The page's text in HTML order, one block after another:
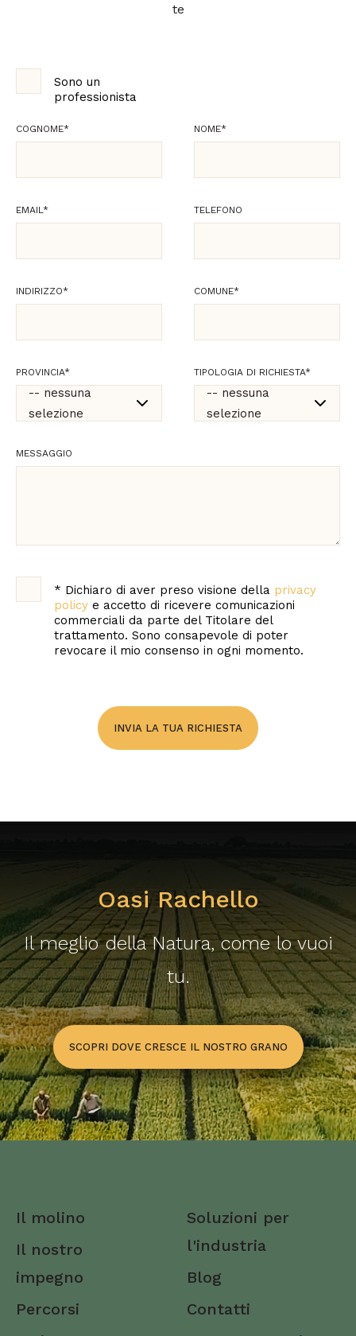
te
Sono un
professionista
COGNOME* NOME*
EMAIL * TELEFONO
INDIRIZZO* COMUNE*
PROVINCIA*
-- nessuna
selezione
selezione
Aosta
Arezzo
Ascoli Piceno
Bergamo
Biella
Bologna
Bolzano/Bozen
Brescia
Brindisi
Cagliari
Caltanissetta
TIPOLOGIA DI RICHIESTA*
-- nessuna
selezione
consulenze
Marketing e
comunicazione
Supporto shop
Candidature
MESSAGGIO
* Dichiaro di aver preso visione della privacy
policy e accetto di ricevere comunicazioni
commerciali da parte del Titolare del
trattamento. Sono consapevole di poter
revocare il mio consenso in ogni momento.
INVIA LA TUA RICHIESTA
Oasi Rachello
Il meglio della Natura, come lo vuoi
tu.
SCOPRI DOVE CRESCE IL NOSTRO GRANO
Il molino
Il nostro
impegno
Percorsi
Soluzioni per
l'industria
Blog
Contatti